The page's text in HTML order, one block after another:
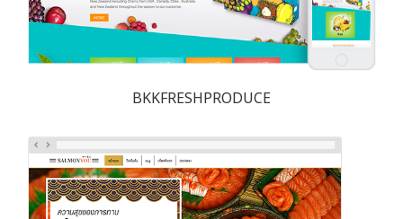
BKKFRESHPRODUCE